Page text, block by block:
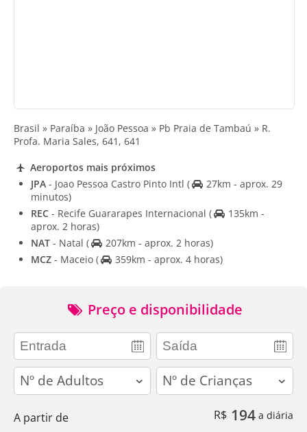
Brasil » Paraíba » João Pessoa » Pb Praia de Tambaú » R.
Profa. Maria Sales, 641, 641
Aeroportos mais próximos
JPA - Joao Pessoa Castro Pinto Intl (
27km - aprox. 29
minutos)
REC - Recife Guararapes Internacional (
135km -
aprox. 2 horas)
NAT - Natal (
207km - aprox. 2 horas)
MCZ - Maceio ( 359km - aprox. 4 horas)
Preço e disponibilidade
adults children
A partir de R$ 194 a diária